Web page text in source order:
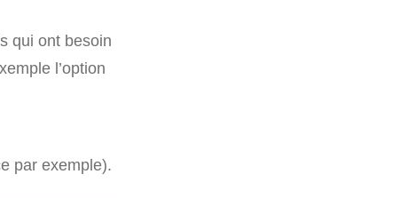
qui ont besoin
l’option
par exemple).